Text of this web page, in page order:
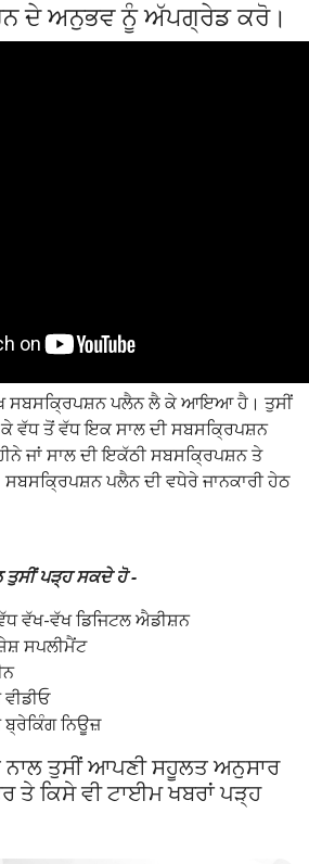
ਦੇ ਅਨੁਭਵ ਨੂੰ ਅੱਪਗ੍ਰੇਡ ਕਰੋ।
ਸਬਸਕ੍ਰਿਪਸ਼ਨ ਪਲੈਨ ਲੈ ਕੇ ਆਇਆ ਹੈ। ਤੁਸੀਂ
ਵੱਧ ਤੋਂ ਵੱਧ ਇਕ ਸਾਲ ਦੀ ਸਬਸਕ੍ਰਿਪਸ਼ਨ
ਜਾਂ ਸਾਲ ਦੀ ਇਕੱਠੀ ਸਬਸਕ੍ਰਿਪਸ਼ਨ ਤੇ
ਪਲੈਨ ਦੀ ਵਧੇਰੇ ਜਾਨਕਾਰੀ ਹੇਠ
ਪੜ੍ਹ ਸਕਦੇ ਹੋ -
ਵੱਖ-ਵੱਖ ਡਿਜਿਟਲ ਐਡੀਸ਼ਨ
ਸਪਲੀਮੈਂਟ
ਬ੍ਰੇਕਿੰਗ ਨਿਊਜ਼
ਤੁਸੀਂ ਆਪਣੀ ਸਹੂਲਤ ਅਨੁਸਾਰ
ਤੇ ਕਿਸੇ ਵੀ ਟਾਈਮ ਖਬਰਾਂ ਪੜ੍ਹ